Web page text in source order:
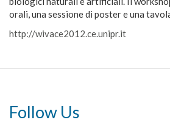
orali, una sessione di poster e una
http://wivace2012.ce.unipr.it
Follow Us